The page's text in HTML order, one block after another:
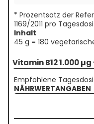
* Prozentsatz der
1169/2011 pro
Inhalt
45 g = 180
Vitamin B12 1.000
Empfohlene
NÄHRWERTANGABEN